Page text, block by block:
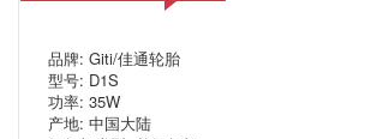
品牌: Giti/佳通轮胎
型号: D1S
功率: 35W
产地: 中国大陆